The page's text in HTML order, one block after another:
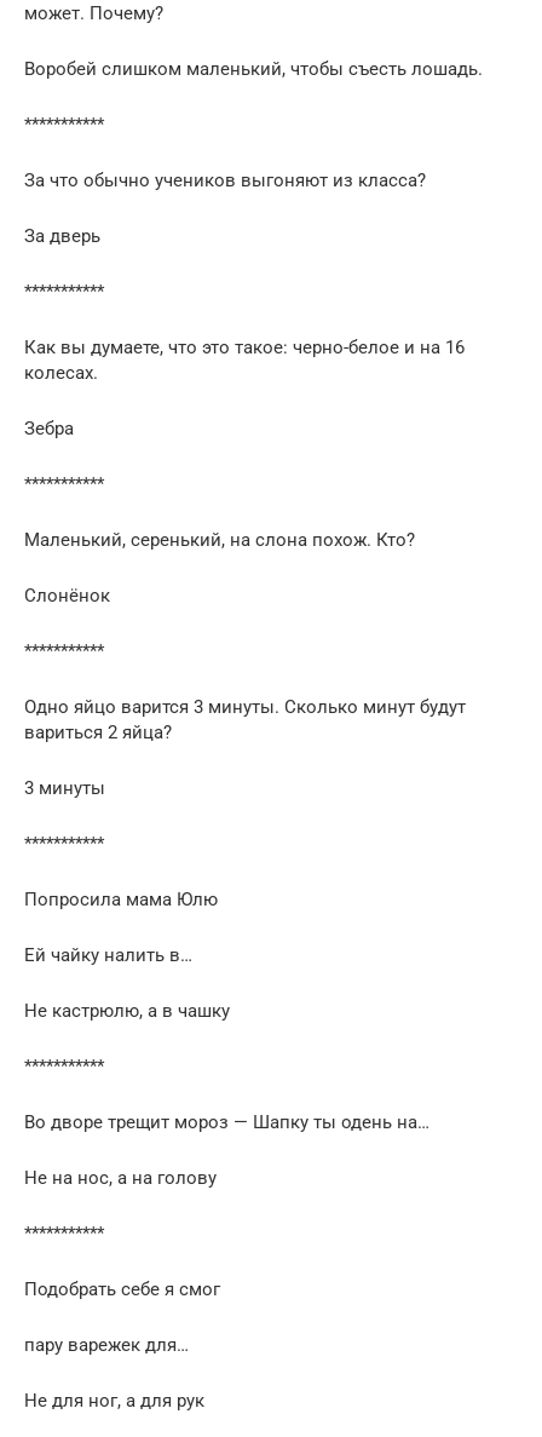
может. Почему?
Воробей слишком маленький, чтобы съесть лошадь.
***********
За что обычно учеников выгоняют из класса?
За дверь
***********
Как вы думаете, что это такое: черно-белое и на 16
колесах.
Зебра
***********
Маленький, серенький, на слона похож. Кто?
Слонёнок
***********
Одно яйцо варится 3 минуты. Сколько минут будут
вариться 2 яйца?
3 минуты
***********
Попросила мама Юлю
Ей чайку налить в…
Не кастрюлю, а в чашку
***********
Во дворе трещит мороз — Шапку ты одень на…
Не на нос, а на голову
***********
Подобрать себе я смог
пару варежек для…
Не для ног, а для рук